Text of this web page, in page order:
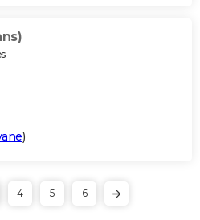
)
4 5 6